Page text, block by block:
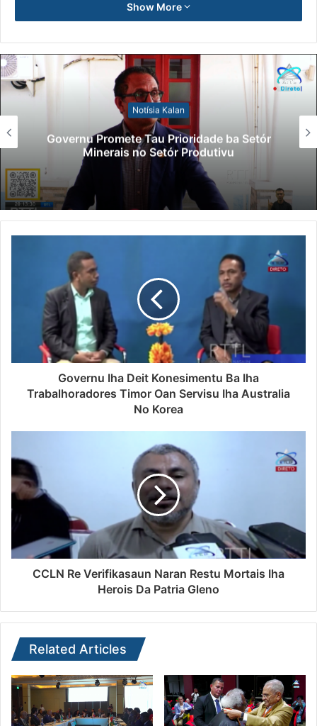
Grupu sobrevivente husi munisípiu Covalima,
Viqueque no Ataúro tersa-feira ne’e partisipa
formasaun kona-bá negósiu ki’ik ne’ebé fasilita
husi centru nasionl chega – CNC no empreza
diak durante loron rua, iha salaun semináriu
maior maloa Díli.
Reprezentante diretúr centru nacionál chega,
Nelson Agusto Seixas informa, formasaun ne’e
bele hakbi’it ekonomia sobrevivente sira hodi
hala’o negósiu iha ida-idak nia suku nune’e
kontribui ba dezenvolve ekonomia iha rai-laran.
Show More
Notísia Kalan
Governu Promete Tau Prioridade ba Setór
Minerais no Setór Produtivu
Governu Iha Deit Konesimentu Ba Iha
Trabalhoradores Timor Oan Servisu Iha Australia
No Korea
CCLN Re Verifikasaun Naran Restu Mortais Iha
Herois Da Patria Gleno
Related Articles